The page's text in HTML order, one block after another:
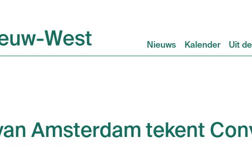
Nieuws Kalender Uit
Amsterdam tekent